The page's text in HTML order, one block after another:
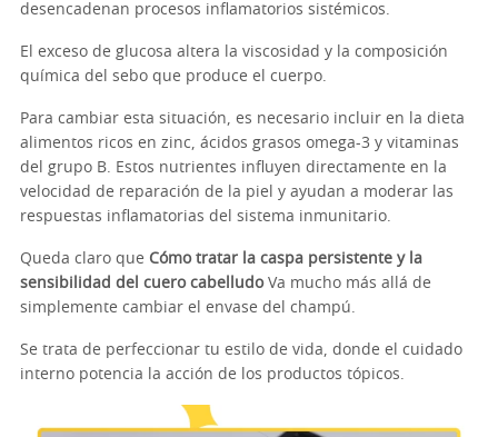
desencadenan procesos inflamatorios sistémicos.
El exceso de glucosa altera la viscosidad y la composición
química del sebo que produce el cuerpo.
Para cambiar esta situación, es necesario incluir en la dieta
alimentos ricos en zinc, ácidos grasos omega-3 y vitaminas
del grupo B. Estos nutrientes influyen directamente en la
velocidad de reparación de la piel y ayudan a moderar las
respuestas inflamatorias del sistema inmunitario.
Queda claro que Cómo tratar la caspa persistente y la
sensibilidad del cuero cabelludoVa mucho más allá de
simplemente cambiar el envase del champú.
Se trata de perfeccionar tu estilo de vida, donde el cuidado
interno potencia la acción de los productos tópicos.